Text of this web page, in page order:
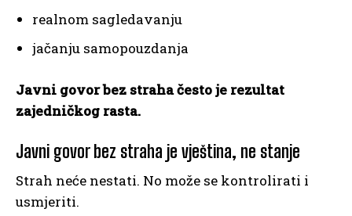
realnom sagledavanju
jačanju samopouzdanja
Javni govor bez straha često je rezultat
zajedničkog rasta.
Javni govor bez straha je vještina, ne stanje
Strah neće nestati. No može se kontrolirati i
usmjeriti.